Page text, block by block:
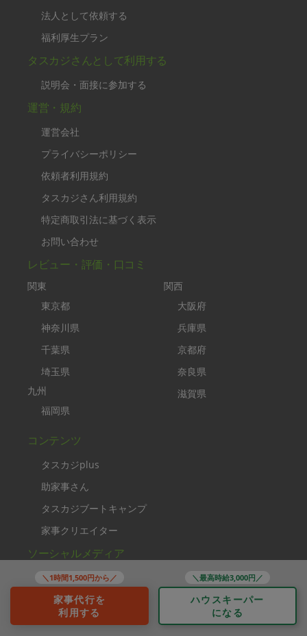
＼1時間1,500円から／
家事代行を
利用する
＼最高時給3,000円／
ハウスキーパー
になる
法人として依頼する
福利厚生プラン
タスカジさんとして利用する
説明会・面接に参加する
運営・規約
運営会社
プライバシーポリシー
依頼者利用規約
タスカジさん利用規約
特定商取引法に基づく表示
お問い合わせ
レビュー・評価・口コミ
関東
東京都
神奈川県
千葉県
埼玉県
九州
福岡県
関西
大阪府
兵庫県
京都府
奈良県
滋賀県
コンテンツ
タスカジplus
助家事さん
タスカジブートキャンプ
家事クリエイター
ソーシャルメディア